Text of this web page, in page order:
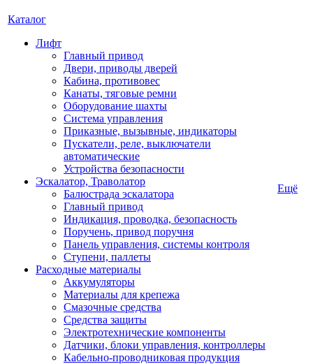
Каталог
Лифт
Главный привод
Двери, приводы дверей
Кабина, противовес
Канаты, тяговые ремни
Оборудование шахты
Система управления
Приказные, вызывные, индикаторы
Пускатели, реле, выключатели
автоматические
Устройства безопасности
Эскалатор, Траволатор
Балюстрада эскалатора
Главный привод
Индикация, проводка, безопасность
Поручень, привод поручня
Панель управления, системы контроля
Ступени, паллеты
Расходные материалы
Аккумуляторы
Материалы для крепежа
Смазочные средства
Средства защиты
Электротехнические компоненты
Датчики, блоки управления, контроллеры
Кабельно-проводниковая продукция
Ещё